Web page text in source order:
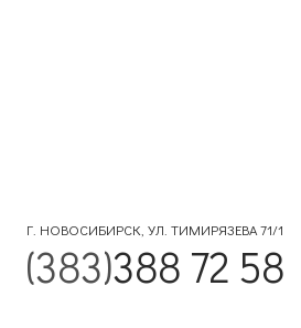
Г. НОВОСИБИРСК, УЛ. ТИМИРЯЗЕВА 71/1
(383)388 72 58